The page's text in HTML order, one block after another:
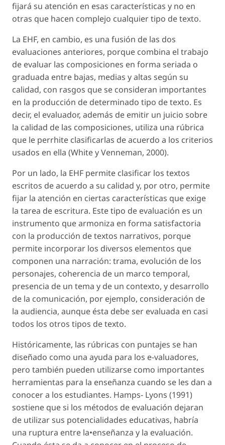
fijará su atención en esas características y no en
otras que hacen complejo cualquier tipo de texto.
La EHF, en cambio, es una fusión de las dos
evaluaciones anteriores, porque combina el trabajo
de evaluar las composiciones en forma seriada o
graduada entre bajas, medias y altas según su
calidad, con rasgos que se consideran importantes
en la producción de determinado tipo de texto. Es
decir, el evaluador, además de emitir un juicio sobre
la calidad de las composiciones, utiliza una rúbrica
que le perrhite clasificarlas de acuerdo a los criterios
usados en ella (White y Venneman, 2000).
Por un lado, la EHF permite clasificar los textos
escritos de acuerdo a su calidad y, por otro, permite
fijar la atención en ciertas características que exige
la tarea de escritura. Este tipo de evaluación es un
instrumento que armoniza en forma satisfactoria
con la producción de textos narrativos, porque
permite incorporar los diversos elementos que
componen una narración: trama, evolución de los
personajes, coherencia de un marco temporal,
presencia de un tema y de un contexto, y desarrollo
de la comunicación, por ejemplo, consideración de
la audiencia, aunque ésta debe ser evaluada en casi
todos los otros tipos de texto.
Históricamente, las rúbricas con puntajes se han
diseñado como una ayuda para los e-valuadores,
pero también pueden utilizarse como importantes
herramientas para la enseñanza cuando se les dan a
conocer a los estudiantes. Hamps- Lyons (1991)
sostiene que si los métodos de evaluación dejaran
de utilizar sus potencialidades educativas, habría
una ruptura entre la•enseñanza y la evaluación.